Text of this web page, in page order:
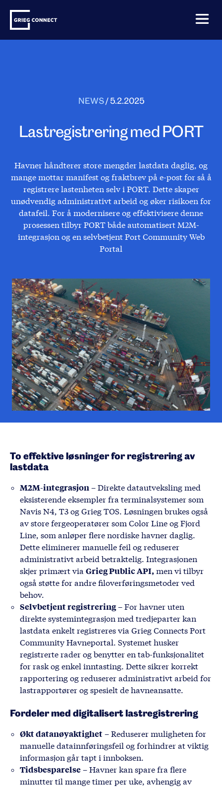
content
Grieg
Connect
NEWS/5.2.2025
Lastregistrering med PORT
Havner håndterer store mengder lastdata daglig, og
mange mottar manifest og fraktbrev på e-post for så å
registrere lastenheten selv i PORT. Dette skaper
unødvendig administrativt arbeid og øker risikoen for
datafeil. For å modernisere og effektivisere denne
prosessen tilbyr PORT både automatisert M2M-
integrasjon og en selvbetjent Port Community Web
Portal
To effektive løsninger for registrering av
lastdata
M2M-integrasjon – Direkte datautveksling med
eksisterende eksempler fra terminalsystemer som
Navis N4, T3 og Grieg TOS. Løsningen brukes også
av store fergeoperatører som Color Line og Fjord
Line, som anløper flere nordiske havner daglig.
Dette eliminerer manuelle feil og reduserer
administrativt arbeid betraktelig. Integrasjonen
skjer primært via Grieg Public API, men vi tilbyr
også støtte for andre filoverføringsmetoder ved
behov.
Selvbetjent registrering– For havner uten
direkte systemintegrasjon med tredjeparter kan
lastdata enkelt registreres via Grieg Connects Port
Community Havneportal. Systemet husker
registrerte rader og benytter en tab-funksjonalitet
for rask og enkel inntasting. Dette sikrer korrekt
rapportering og reduserer administrativt arbeid for
lastrapportører og spesielt de havneansatte.
Fordeler med digitalisert lastregistrering
Økt datanøyaktighet – Reduserer muligheten for
manuelle datainnføringsfeil og forhindrer at viktig
informasjon går tapt i innboksen.
Tidsbesparelse – Havner kan spare fra flere
minutter til mange timer per uke, avhengig av